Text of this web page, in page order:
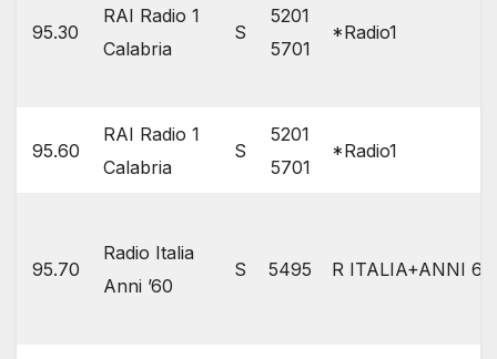
95.30
RAI Radio 1
Calabria
S
5201
5701
*Radio1
95.60
RAI Radio 1
Calabria
S
5201
5701
*Radio1
95.70
Radio Italia
Anni ’60
S 5495 R ITALIA+ANNI